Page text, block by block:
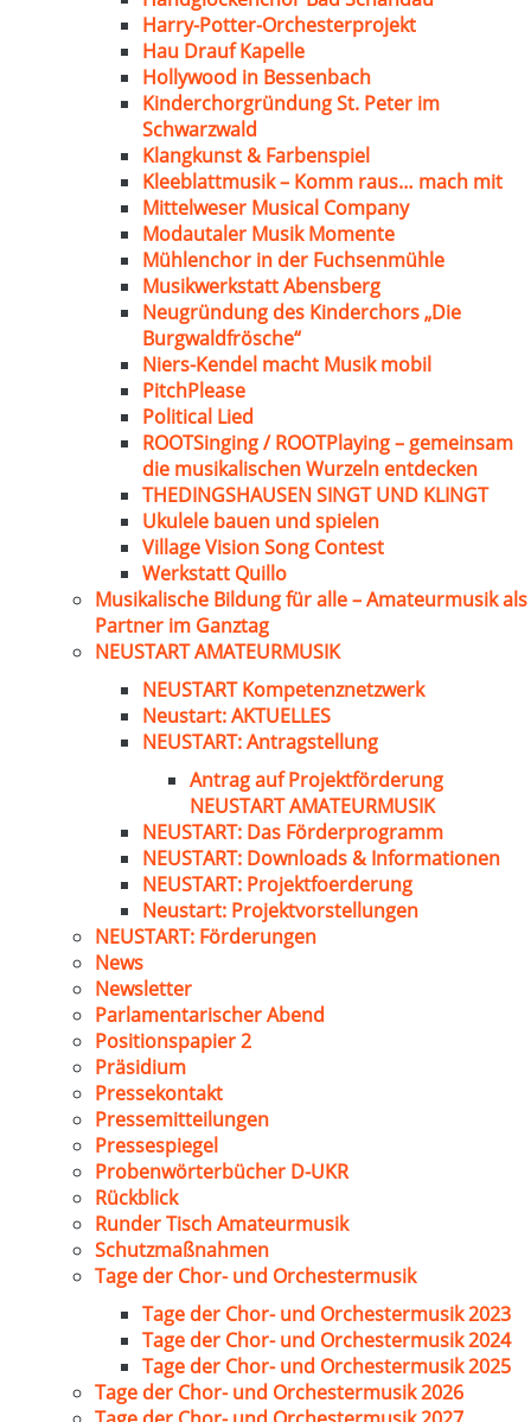
Harry-Potter-Orchesterprojekt
Hau Drauf Kapelle
Hollywood in Bessenbach
Kinderchorgründung St. Peter im
Schwarzwald
Klangkunst & Farbenspiel
Kleeblattmusik – Komm raus… mach mit
Mittelweser Musical Company
Modautaler Musik Momente
Mühlenchor in der Fuchsenmühle
Musikwerkstatt Abensberg
Neugründung des Kinderchors „Die
Burgwaldfrösche“
Niers-Kendel macht Musik mobil
PitchPlease
Political Lied
ROOTSinging / ROOTPlaying – gemeinsam
die musikalischen Wurzeln entdecken
THEDINGSHAUSEN SINGT UND KLINGT
Ukulele bauen und spielen
Village Vision Song Contest
Werkstatt Quillo
Musikalische Bildung für alle – Amateurmusik als
Partner im Ganztag
NEUSTART AMATEURMUSIK
NEUSTART Kompetenznetzwerk
Neustart: AKTUELLES
NEUSTART: Antragstellung
Antrag auf Projektförderung
NEUSTART AMATEURMUSIK
NEUSTART: Das Förderprogramm
NEUSTART: Downloads & Informationen
NEUSTART: Projektfoerderung
Neustart: Projektvorstellungen
NEUSTART: Förderungen
News
Newsletter
Parlamentarischer Abend
Positionspapier 2
Präsidium
Pressekontakt
Pressemitteilungen
Pressespiegel
Probenwörterbücher D-UKR
Rückblick
Runder Tisch Amateurmusik
Schutzmaßnahmen
Tage der Chor- und Orchestermusik
Tage der Chor- und Orchestermusik 2023
Tage der Chor- und Orchestermusik 2024
Tage der Chor- und Orchestermusik 2025
Tage der Chor- und Orchestermusik 2026